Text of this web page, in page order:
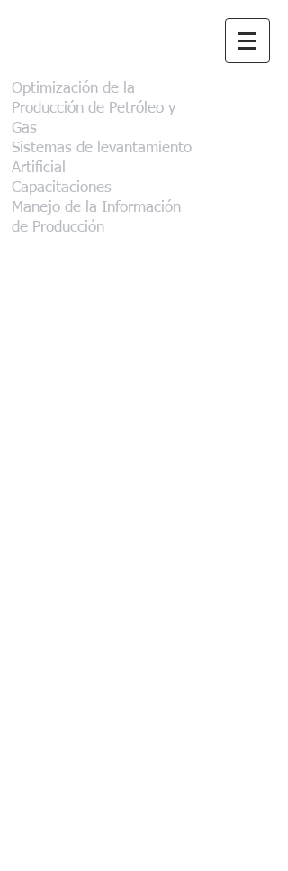
Optimización de la
Producción de Petróleo y
Gas
Sistemas de levantamiento
Artificial
Capacitaciones
Manejo de la Información
de Producción